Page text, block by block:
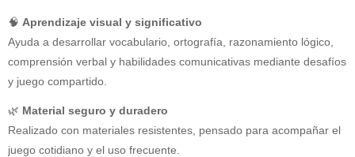
🧠 Aprendizaje visual y significativo
Ayuda a desarrollar vocabulario, ortografía, razonamiento lógico,
comprensión verbal y habilidades comunicativas mediante desafíos
y juego compartido.
🌿 Material seguro y duradero
Realizado con materiales resistentes, pensado para acompañar el
juego cotidiano y el uso frecuente.